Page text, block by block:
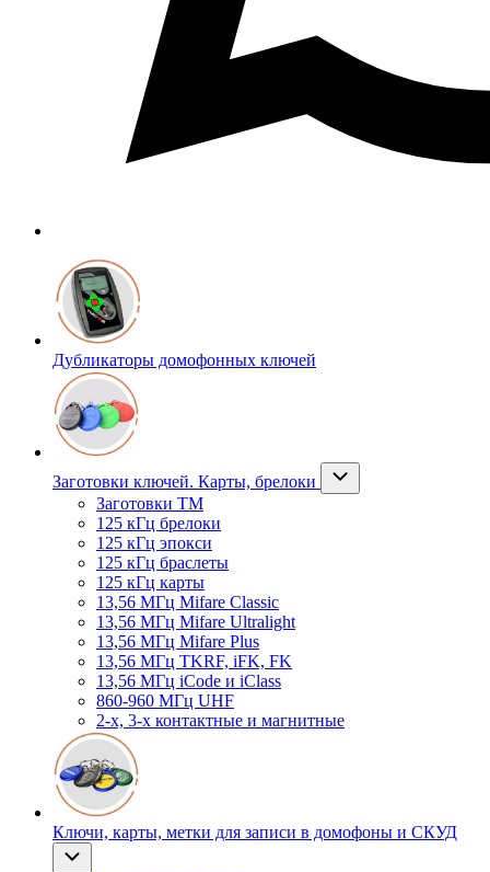
Дубликаторы домофонных ключей
Заготовки ключей. Карты, брелоки
Заготовки ТМ
125 кГц брелоки
125 кГц эпокси
125 кГц браслеты
125 кГц карты
13,56 МГц Mifare Classic
13,56 МГц Mifare Ultralight
13,56 МГц Mifare Plus
13,56 МГц TKRF, iFK, FK
13,56 МГц iCode и iClass
860-960 МГц UHF
2-х, 3-х контактные и магнитные
Ключи, карты, метки для записи в домофоны и СКУД